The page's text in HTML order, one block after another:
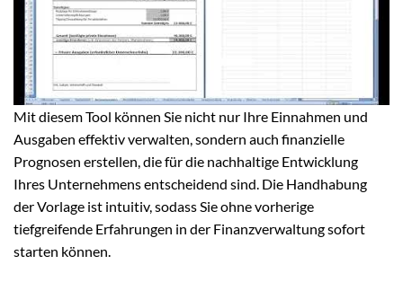
Mit diesem Tool können Sie nicht nur Ihre Einnahmen und
Ausgaben effektiv verwalten, sondern auch finanzielle
Prognosen erstellen, die für die nachhaltige Entwicklung
Ihres Unternehmens entscheidend sind. Die Handhabung
der Vorlage ist intuitiv, sodass Sie ohne vorherige
tiefgreifende Erfahrungen in der Finanzverwaltung sofort
starten können.